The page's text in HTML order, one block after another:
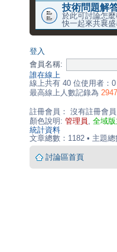
技術問題解
於此可討論怎
快一起來共襄盛
登入
會員名稱:
誰在線上
線上共有 40 位使用者：
最高線上人數記錄為 2947
註冊會員： 沒有註冊會員
顏色說明: 管理員 , 全域版
統計資料
文章總數： 1182 • 主題總
討論區首頁